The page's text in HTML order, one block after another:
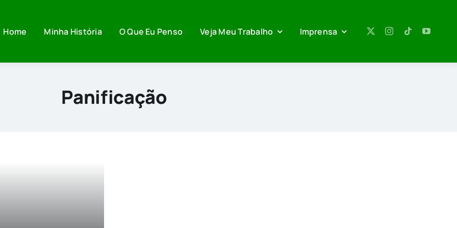
Home Minha História O Que Eu Penso Veja Meu Trabalho Imprensa
Panificação